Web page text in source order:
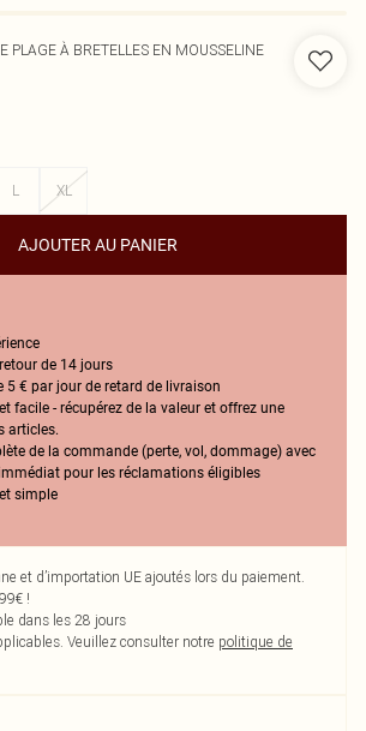
PLAGE À BRETELLES EN MOUSSELINE
L XL
AJOUTER AU PANIER
de 14 jours
5 € par jour de retard de livraison
facile - récupérez de la valeur et offrez une
articles.
de la commande (perte, vol, dommage) avec
pour les réclamations éligibles
simple
et d’importation UE ajoutés lors du paiement.
!
dans les 28 jours
Veuillez consulter notre politique de